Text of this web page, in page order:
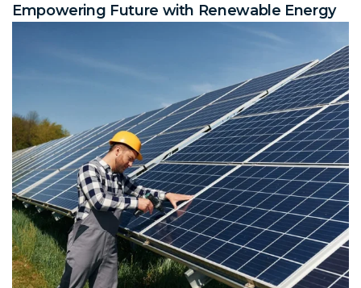
Empowering Future with Renewable Energy